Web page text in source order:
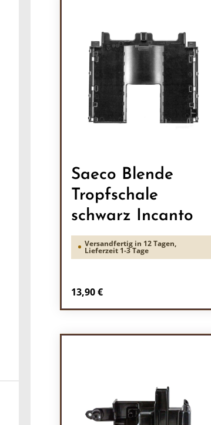
Saeco Blende
Tropfschale
schwarz Incanto
Versandfertig in 12 Tagen,
Lieferzeit 1-3 Tage
Regulärer Preis:
13,90 €